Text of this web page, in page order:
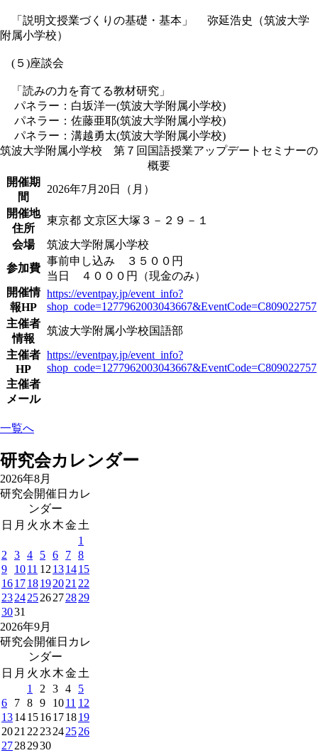
「説明文授業づくりの基礎・基本」 弥延浩史（筑波大学
附属小学校）
(５)座談会
「読みの力を育てる教材研究」
パネラー：白坂洋一(筑波大学附属小学校)
パネラー：佐藤亜耶(筑波大学附属小学校)
パネラー：溝越勇太(筑波大学附属小学校)
筑波大学附属小学校 第７回国語授業アップデートセミナーの
概要
開催期
間
2026年7月20日（月）
開催地
住所
東京都 文京区大塚３－２９－１
会場
筑波大学附属小学校
参加費
事前申し込み ３５００円
当日 ４０００円（現金のみ）
開催情
報HP
https://eventpay.jp/event_info?
shop_code=1277962003043667&EventCode=C809022757
主催者
情報
筑波大学附属小学校国語部
主催者
HP
https://eventpay.jp/event_info?
shop_code=1277962003043667&EventCode=C809022757
主催者
メール
一覧へ
研究会カレンダー
2026年8月
研究会開催日カレ
ンダー
日 月 火 水 木金 土
1
2
3 4 5 6 7 8
9
1011 12 131415
161718192021 22
23242526272829
3031
2026年9月
研究会開催日カレ
ンダー
日 月 火 水 木金 土
1
2 3 4
5
6
7 8 9 1011 12
13141516171819
2021 22 23242526
27282930